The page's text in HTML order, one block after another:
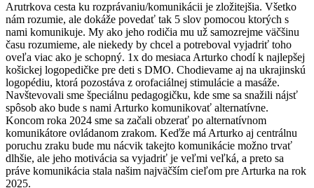
Arutrkova cesta ku rozprávaniu/komunikácii je zložitejšia. Všetko
nám rozumie, ale dokáže povedať tak 5 slov pomocou ktorých s
nami komunikuje. My ako jeho rodičia mu už samozrejme väčšinu
času rozumieme, ale niekedy by chcel a potreboval vyjadriť toho
oveľa viac ako je schopný. 1x do mesiaca Arturko chodí k najlepšej
košickej logopedičke pre deti s DMO. Chodievame aj na ukrajinskú
logopédiu, ktorá pozostáva z orofaciálnej stimulácie a masáže.
Navštevovali sme špeciálnu pedagogičku, kde sme sa snažili nájsť
spôsob ako bude s nami Arturko komunikovať alternatívne.
Koncom roka 2024 sme sa začali obzerať po alternatívnom
komunikátore ovládanom zrakom. Keďže má Arturko aj centrálnu
poruchu zraku bude mu nácvik takejto komunikácie možno trvať
dlhšie, ale jeho motivácia sa vyjadriť je veľmi veľká, a preto sa
práve komunikácia stala našim najväčším cieľom pre Arturka na rok
2025.